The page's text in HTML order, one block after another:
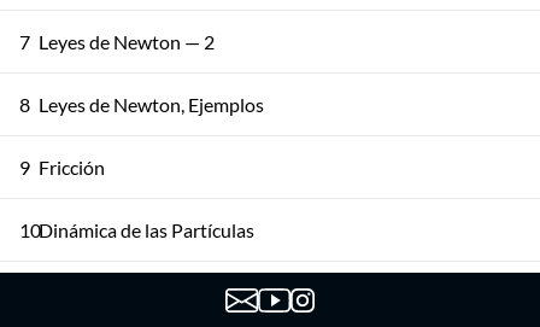
7 Leyes de Newton — 2
8 Leyes de Newton, Ejemplos
9 Fricción
10Dinámica de las Partículas